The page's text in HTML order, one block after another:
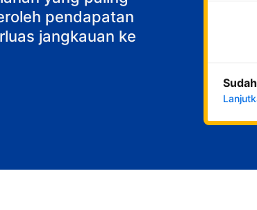
pendapatan
jangkauan ke